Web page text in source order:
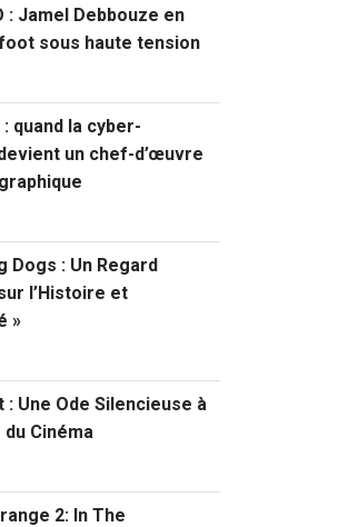
: Jamel Debbouze en
sous haute tension
quand la cyber-
un chef-d’œuvre
Dogs : Un Regard
l’Histoire et
»
Une Ode Silencieuse à
du Cinéma
2: In The